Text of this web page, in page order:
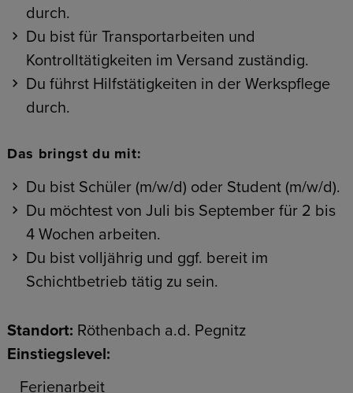
durch.
Du bist für Transportarbeiten und
Kontrolltätigkeiten im Versand zuständig.
Du führst Hilfstätigkeiten in der Werkspflege
durch.
Das bringst du mit:
Du bist Schüler (m/w/d) oder Student (m/w/d).
Du möchtest von Juli bis September für 2 bis
4 Wochen arbeiten.
Du bist volljährig und ggf. bereit im
Schichtbetrieb tätig zu sein.
Standort: Röthenbach a.d. Pegnitz
Einstiegslevel:
Ferienarbeit